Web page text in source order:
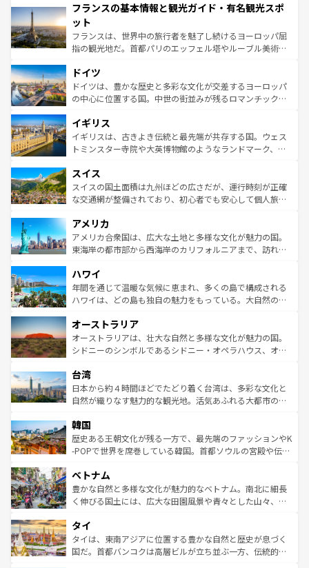
ませてくれるイタリアで、忘れられない旅をしてみよう！
なお、新着のイタリア情報は
しい。
文化が根付くこの国では、情熱的なフラメンコ、熱気あふ
れる闘牛、そして美味しいタパスが生活の一部となってい
る。首都マドリードの洗練された雰囲気や、バルセロナの
アートに溢れた街角から、地方では古代ローマ遺跡や中世
せる。地方によって風土や気候が異なるスペインはその個
性で訪れる人を魅了する。 なお、新着のスペイン情報は コ
ンテンツ一覧を参照してほしい。
フランスの基本情報と観光ガイド・有名観光スポ
ット
フランスは、世界中の旅行者を魅了し続けるヨーロッパ屈
指の観光地だ。首都パリのエッフェル塔やルーブル美術館
で、幅広い魅力が詰まっている。華麗な宮殿、歴史的な大
聖堂、美しいビーチ、そして豊かな自然が、訪れる者を心
から魅了する。また、フランスは美食の国としても知ら
いる。シャンパンの発祥地であるランス、プロヴァンスの
香り高いラベンダー畑など、多彩な楽しみ方が可能だ。さ
らに、パリ以外の地域にも魅力が溢れており、どの街角に
れる地方に足を運ぶとそれぞれで全く異なる文化を体験で
きるだろう。 なお、新着のフランス情報はコンテンツ一覧
を参照してほしい。
ドイツ
ドイツは、豊かな歴史と多彩な文化が交差するヨーロッパ
の中心に位置する国。中世の街並みが残るロマンチック街
顔を持つこの国は、どこを歩いても飽きることがない。ベ
ルリンの文化的活気、バイエルン州のアルプスの絶景、そ
してライン川沿いのワイン畑といった風景は必見。ビール
は、お酒好きな人にはぜひ体験してほしい。 なお、新着の
ドイツ情報はコンテンツ一覧を参照してほしい。
イギリス
イギリスは、古きよき伝統と最先端が共存する国。ウェス
トミンスター寺院や大英博物館のようなランドマーク、歴
リアごとに異なる魅力がある。また、優雅なアフタヌーン
ティー、ビール好きにはたまらない英国パブ、サッカー観
戦など、本場だからこそできる体験も豊富。イギリスを旅
ンツ一覧を参照してほしい。
スイス
スイスの国土面積は九州ほどの広さだが、運行時刻が正確
な交通網が整備されており、初心者でも安心して個人旅行
の建物がそのまま残る町や、スイスならではのユニークな
博物館もあり、アルプス観光だけでなく町歩きも満喫する
ことができる。国民の所得が高いため物価も高いが、旅行
ば市内交通費無料で観光を楽しむこともできる。 なお、新
着のスイス情報はコンテンツ一覧 を参照してほしい。
アメリカ
アメリカ合衆国は、広大な土地と多様な文化が魅力の国。
東海岸の都市部から西海岸のカリフォルニアまで、訪れる
のような巨大都市は、観光、ショッピング、エンターテイ
ンメントが詰まった刺激的なスポットだ。一方、アメリカ
西部には大自然が広がり、グランドキャニオンやイエロー
部のニューオーリンズでは、音楽と美食が融合した独特の
文化が魅力。旅行者はアメリカの各地域で異なる魅力を楽
しみながら、その多様性と豊かな歴史を感じることができ
ならではの贅沢な旅のスタイルだ。 なお、新着のアメリカ
情報はコンテンツ一覧を参照してほしい。
ハワイ
年間を通じて温暖な気候に恵まれ、多くの島で構成される
ハワイは、どの島も独自の魅力をもっている。大自然の神
ワイ島は見逃せない。また、定番の観光地といえばオアフ
島だが、静かな自然を求めるならマウイ島やカウアイ島が
おすすめ。エメラルドグリーンに輝く海をはじめ、豊かな
れるおもてなしの心で訪れる人々を迎えてくれるハワイの
人々、おいしいローカルフードやハワイアンミュージッ
ク、伝統的なフラダンスなど、すべてがハワイの魅力を彩
ワイを、存分に味わってほしい。 なお、新着のハワイ情報
はコンテンツ一覧を参照してほしい。
オーストラリア
オーストラリアは、壮大な自然と多様な文化が魅力の国。
シドニーのシンボルであるシドニー・オペラハウス、オー
リアリーフや大陸中央部にそびえるウルル（エアーズロッ
ク）、タスマニアの美しい原生林やケアンズの熱帯雨林な
ど、見どころがたくさん。また、カフェやワイン、オージ
いる。アクティビティも充実しており、サーフィンやダイ
ビング、ハイキングなど、アウトドア好きにはたまらな
い。オーストラリアの多彩な魅力を存分に味わいつくそ
参照してほしい。
台湾
日本から約４時間ほどでたどり着く台湾は、多彩な文化と
自然が織りなす魅力的な観光地。活気あふれる大都市の台
ン）、静ひつな山岳地帯である台湾東部など、都市の喧騒
と山間の静けさが共存しており、訪れる人に新しい発見と
驚きをもたらしてくれる。また、奥深い台湾の食文化も魅
容にもいいと評判のスイーツなど、バラエティ豊かな料理
が味わえる。 なお、新着の台湾情報は コンテンツ一覧を参
照してほしい。
韓国
歴史ある王朝文化が残る一方で、最先端のファッションやK
-POPで世界を席巻している韓国。首都ソウルの宮殿や伝統
き、地方に足を延ばせば四季折々の自然美を楽しむことが
できる。そして、キムチや焼肉、絶品のストリートフード
まで、さまざまな韓国料理が待っている。夜には、韓国な
リティに包まれながら、韓国の多彩な魅力を心ゆくまで味
わってみてほしい。 なお、新着の韓国情報はコンテンツ一
覧を参照してほしい。
ベトナム
豊かな自然と多様な文化が魅力的なベトナム。南北に細長
く伸びる国土には、広大な田園風景や青々とした山々、世
急速な発展と共に伝統が息づく。ハノイの古い町並みやホ
ーチミン市のフランス統治時代の建物も、独特の雰囲気を
醸し出している。また、バラエティの豊かさとおいしさで
タイ
タイは、東南アジアに位置する豊かな自然と歴史が息づく
国だ。首都バンコクは高層ビルが立ち並ぶ一方、伝統的な